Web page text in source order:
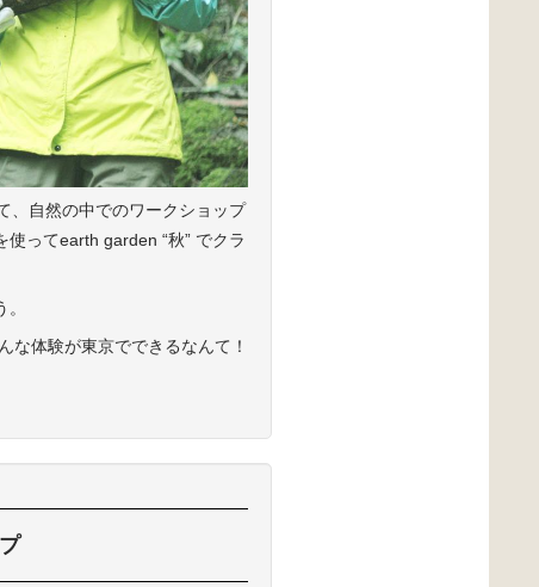
、自然の中でのワークショップ
ってearth garden “秋” でクラ
な体験が東京でできるなんて！